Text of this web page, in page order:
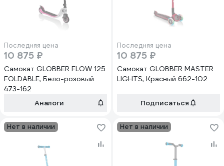
Последняя цена
10 875 ₽
Самокат GLOBBER FLOW 125
FOLDABLE, Бело-розовый
473-162
Аналоги
Последняя цена
10 875 ₽
Самокат GLOBBER MASTER
LIGHTS, Красный 662-102
Подписаться
Нет в наличии Нет в наличии